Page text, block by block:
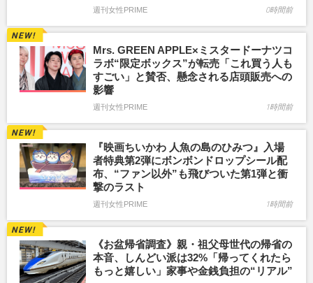
週刊女性PRIME 0時間前
Mrs. GREEN APPLE×ミスタードーナツコ
ラボ“限定ボックス”が転売「これ買う人も
すごい」と賛否、懸念される店頭販売への
影響
週刊女性PRIME 1時間前
『映画ちいかわ 人魚の島のひみつ』入場
者特典第2弾にボンボンドロップシール配
布、“ファン以外”も飛びついた第1弾と衝
撃のラスト
週刊女性PRIME 1時間前
《お盆帰省調査》親・祖父母世代の帰省の
本音、しんどい派は32%「帰ってくれたら
もっと嬉しい」家事や金銭負担の“リアル”